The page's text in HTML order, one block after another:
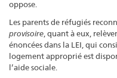
oppose.
Les parents de réfugiés
provisoire , quant à eux,
énoncées dans la LEI, qui
logement approprié est
l’aide sociale.